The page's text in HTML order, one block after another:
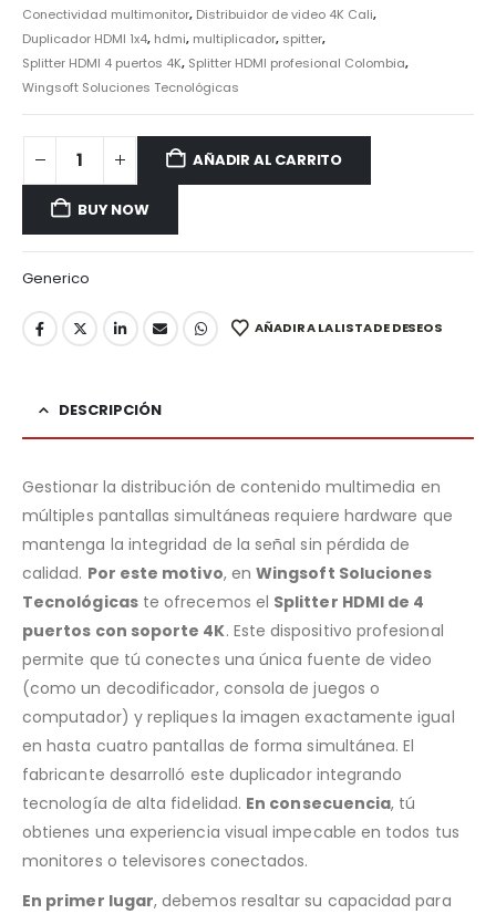
Conectividad multimonitor, Distribuidor de video 4K Cali,
Duplicador HDMI 1x4, hdmi, multiplicador, spitter,
Splitter HDMI 4 puertos 4K, Splitter HDMI profesional Colombia,
Wingsoft Soluciones Tecnológicas
AÑADIR AL CARRITO
BUY NOW
Generico
AÑADIR A LA LISTA DE DESEOS
DESCRIPCIÓN
Gestionar la distribución de contenido multimedia en
múltiples pantallas simultáneas requiere hardware que
mantenga la integridad de la señal sin pérdida de
calidad. Por este motivo, enWingsoft Soluciones
Tecnológicaste ofrecemos el Splitter HDMI de 4
puertos con soporte 4K. Este dispositivo profesional
permite que tú conectes una única fuente de video
(como un decodificador, consola de juegos o
computador) y repliques la imagen exactamente igual
en hasta cuatro pantallas de forma simultánea. El
fabricante desarrolló este duplicador integrando
tecnología de alta fidelidad. En consecuencia, tú
obtienes una experiencia visual impecable en todos tus
monitores o televisores conectados.
En primer lugar, debemos resaltar su capacidad para